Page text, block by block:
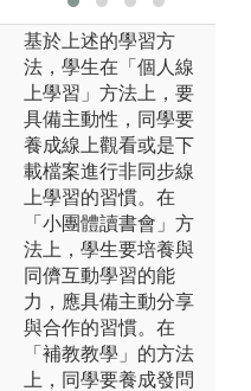
基於上述的學習方
法，學生在「個人線
上學習」方法上，要
具備主動性，同學要
養成線上觀看或是下
載檔案進行非同步線
上學習的習慣。在
「小團體讀書會」方
法上，學生要培養與
同儕互動學習的能
力，應具備主動分享
與合作的習慣。在
「補教教學」的方法
上，同學要養成發問